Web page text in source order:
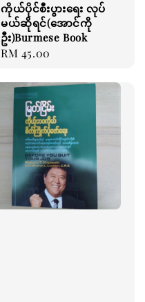
ကိုယ်ပိုင်စီးပွားရေး လုပ်
မယ်ဆိုရင်(အောင်ကို
ဦး)Burmese Book
Regular
RM 45.00